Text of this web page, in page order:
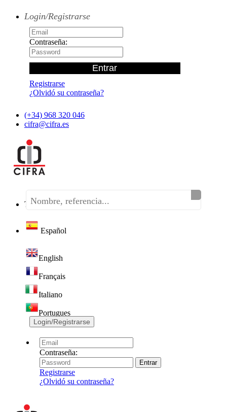
Login/Registrarse
Contraseña:
Registrarse
¿Olvidó su contraseña?
(+34) 968 320 046
cifra@cifra.es
Teléfono:(+34) 968 320 046
Español
English
Français
Italiano
Portugues
Login/Registrarse
Contraseña:
Registrarse
¿Olvidó su contraseña?